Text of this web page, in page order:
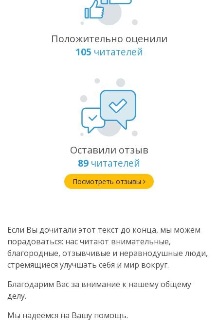
Положительно оценили
105 читателей
Оставили отзыв
89 читателей
Посмотреть отзывы
Если Вы дочитали этот текст до конца, мы можем
порадоваться: нас читают внимательные,
благородные, отзывчивые и неравнодушные люди,
стремящиеся улучшать себя и мир вокруг.
Благодарим Вас за внимание к нашему общему
делу.
Мы надеемся на Вашу помощь.